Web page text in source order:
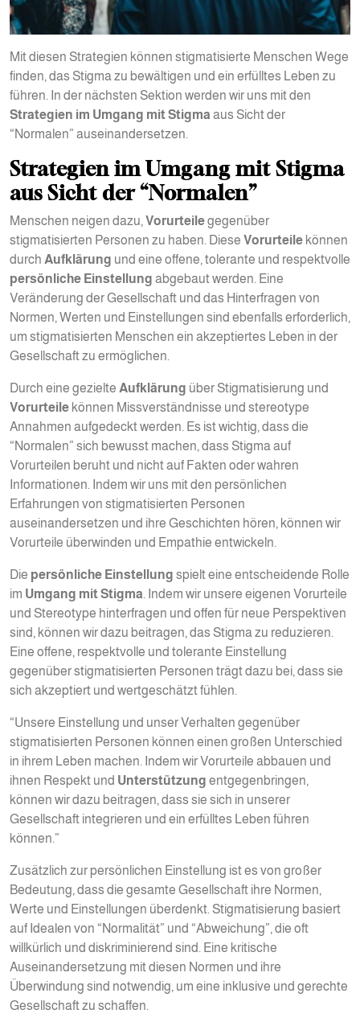
Mit diesen Strategien können stigmatisierte Menschen Wege
finden, das Stigma zu bewältigen und ein erfülltes Leben zu
führen. In der nächsten Sektion werden wir uns mit den
Strategien im Umgang mit Stigma aus Sicht der
“Normalen” auseinandersetzen.
Strategien im Umgang mit Stigma
aus Sicht der “Normalen”
Menschen neigen dazu, Vorurteilegegenüber
stigmatisierten Personen zu haben. Diese Vorurteile können
durch Aufklärung und eine offene, tolerante und respektvolle
persönliche Einstellung abgebaut werden. Eine
Veränderung der Gesellschaft und das Hinterfragen von
Normen, Werten und Einstellungen sind ebenfalls erforderlich,
um stigmatisierten Menschen ein akzeptiertes Leben in der
Gesellschaft zu ermöglichen.
Durch eine gezielte Aufklärung über Stigmatisierung und
Vorurteile können Missverständnisse und stereotype
Annahmen aufgedeckt werden. Es ist wichtig, dass die
“Normalen” sich bewusst machen, dass Stigma auf
Vorurteilen beruht und nicht auf Fakten oder wahren
Informationen. Indem wir uns mit den persönlichen
Erfahrungen von stigmatisierten Personen
auseinandersetzen und ihre Geschichten hören, können wir
Vorurteile überwinden und Empathie entwickeln.
Die persönliche Einstellung spielt eine entscheidende Rolle
im Umgang mit Stigma. Indem wir unsere eigenen Vorurteile
und Stereotype hinterfragen und offen für neue Perspektiven
sind, können wir dazu beitragen, das Stigma zu reduzieren.
Eine offene, respektvolle und tolerante Einstellung
gegenüber stigmatisierten Personen trägt dazu bei, dass sie
sich akzeptiert und wertgeschätzt fühlen.
“Unsere Einstellung und unser Verhalten gegenüber
stigmatisierten Personen können einen großen Unterschied
in ihrem Leben machen. Indem wir Vorurteile abbauen und
ihnen Respekt und Unterstützung entgegenbringen,
können wir dazu beitragen, dass sie sich in unserer
Gesellschaft integrieren und ein erfülltes Leben führen
können.”
Zusätzlich zur persönlichen Einstellung ist es von großer
Bedeutung, dass die gesamte Gesellschaft ihre Normen,
Werte und Einstellungen überdenkt. Stigmatisierung basiert
auf Idealen von “Normalität” und “Abweichung”, die oft
willkürlich und diskriminierend sind. Eine kritische
Auseinandersetzung mit diesen Normen und ihre
Überwindung sind notwendig, um eine inklusive und gerechte
Gesellschaft zu schaffen.